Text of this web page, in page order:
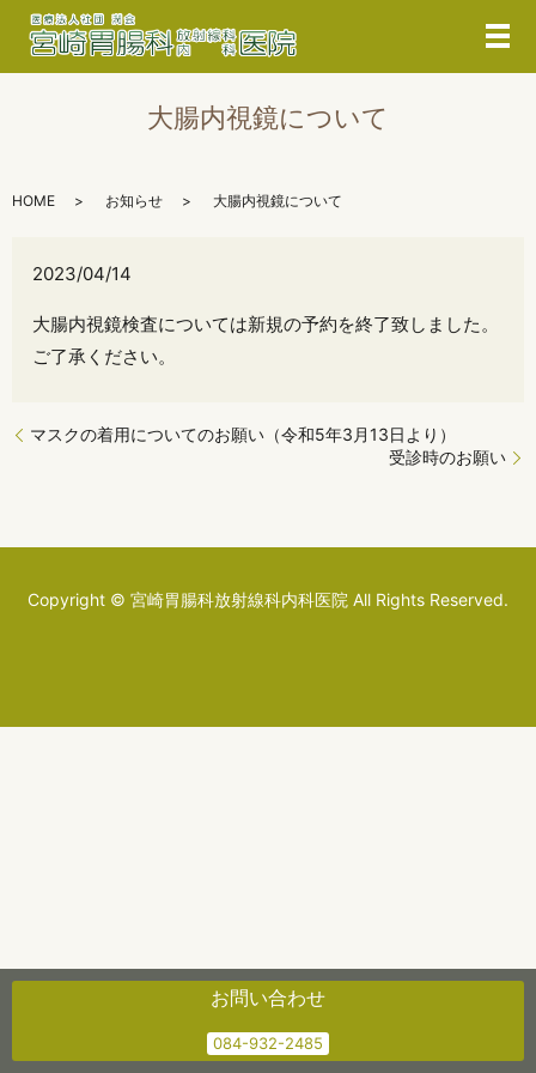
メ
大腸内視鏡について
HOME お知らせ 大腸内視鏡について
2023/04/14
大腸内視鏡検査については新規の予約を終了致しました。
ご了承ください。
マスクの着用についてのお願い（令和5年3月13日より）
受診時のお願い
お問い合わせ
Copyright © 宮崎胃腸科放射線科内科医院 All Rights Reserved.